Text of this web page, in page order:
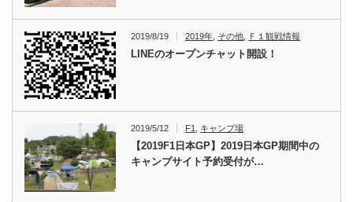
2019/8/19 2019年 その他 Ｆ１観戦情報
LINEのオープンチャット開設！
2019/5/12 F1 キャンプ場
【2019F1日本GP】2019日本GP期間中の
キャンプサイト予約受付が…